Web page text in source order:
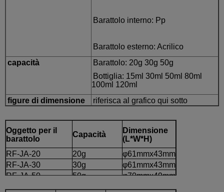
Barattolo interno: Pp
Barattolo esterno: Acrilico
capacità
Barattolo: 20g 30g 50g
Bottiglia: 15ml 30ml 50ml 80ml
100ml 120ml
figure di dimensione
riferisca al grafico qui sotto
Oggetto per il
barattolo
Capacità
Dimensione
(L*W*H)
RF-JA-20
20g
φ61mmx43mm
RF-JA-30
30g
φ61mmx43mm
RF-JA-50
50g φ70mmx49mm